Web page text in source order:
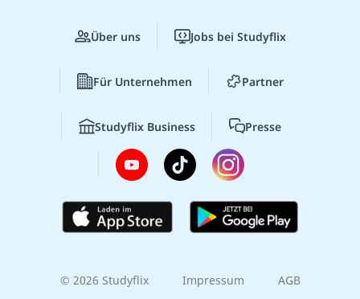
Über uns Jobs bei Studyflix
Für Unternehmen Partner
Studyflix Business Presse
© 2026 Studyflix Impressum AGB